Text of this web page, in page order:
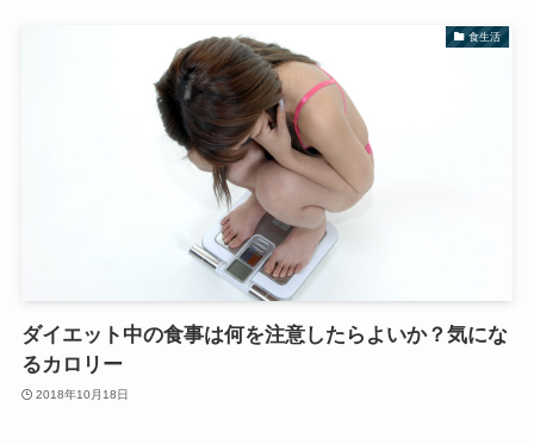
食生活
ダイエット中の食事は何を注意したらよいか？気にな
るカロリー
2018年10月18日